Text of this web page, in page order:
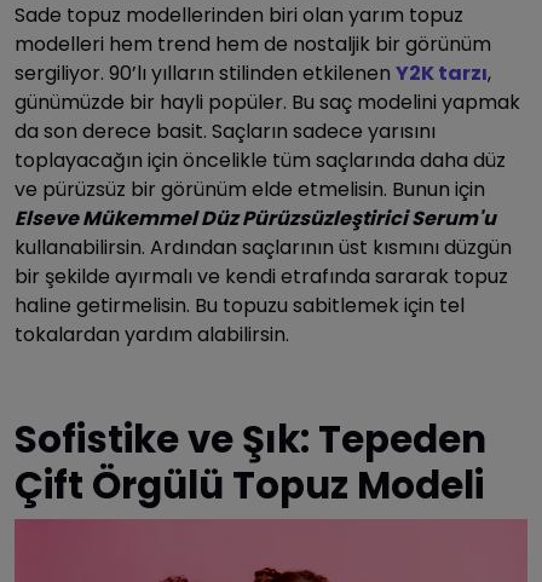
Sade topuz modellerinden biri olan yarım topuz
modelleri hem trend hem de nostaljik bir görünüm
sergiliyor. 90’lı yılların stilinden etkilenen Y2K tarzı,
günümüzde bir hayli popüler. Bu saç modelini yapmak
da son derece basit. Saçların sadece yarısını
toplayacağın için öncelikle tüm saçlarında daha düz
ve pürüzsüz bir görünüm elde etmelisin. Bunun için
Elseve Mükemmel Düz Pürüzsüzleştirici Serum'u
kullanabilirsin. Ardından saçlarının üst kısmını düzgün
bir şekilde ayırmalı ve kendi etrafında sararak topuz
haline getirmelisin. Bu topuzu sabitlemek için tel
tokalardan yardım alabilirsin.
Sofistike ve Şık: Tepeden
Çift Örgülü Topuz Modeli